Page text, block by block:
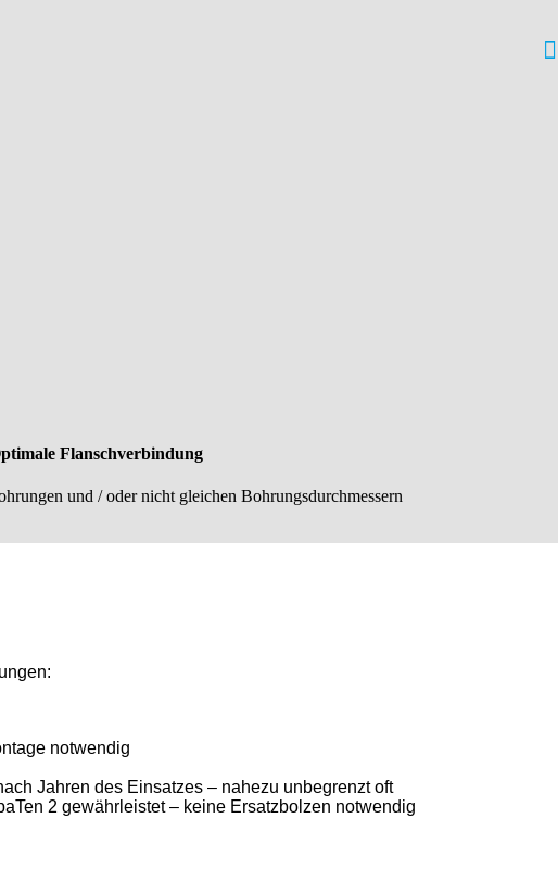
Flanschverbindung
und / oder nicht gleichen Bohrungsdurchmessern
notwendig
Jahren des Einsatzes – nahezu unbegrenzt oft
2 gewährleistet – keine Ersatzbolzen notwendig